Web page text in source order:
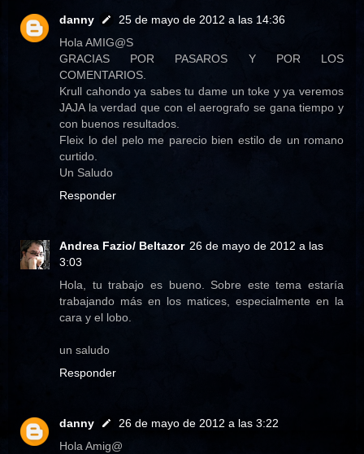
danny
25 de mayo de 2012 a las 14:36
Hola AMIG@S
GRACIAS POR PASAROS Y POR LOS
COMENTARIOS.
Krull cahondo ya sabes tu dame un toke y ya veremos
JAJA la verdad que con el aerografo se gana tiempo y
con buenos resultados.
Fleix lo del pelo me parecio bien estilo de un romano
curtido.
Un Saludo
Responder
Andrea Fazio/ Beltazor 26 de mayo de 2012 a las
3:03
Hola, tu trabajo es bueno. Sobre este tema estaría
trabajando más en los matices, especialmente en la
cara y el lobo.
un saludo
Responder
danny
26 de mayo de 2012 a las 3:22
Hola Amig@